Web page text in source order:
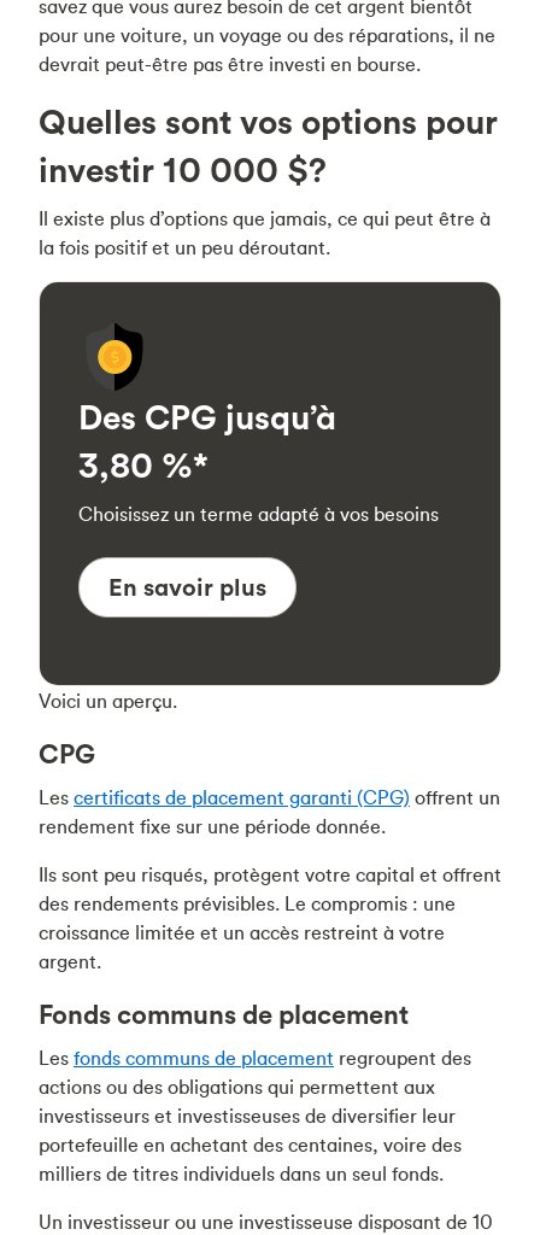
savez que vous aurez besoin de cet argent bientôt
pour une voiture, un voyage ou des réparations, il ne
devrait peut-être pas être investi en bourse.
Quelles sont vos options pour
investir 10 000 $?
Il existe plus d’options que jamais, ce qui peut être à
la fois positif et un peu déroutant.
Des CPG jusqu’à
3,80 %*
Choisissez un terme adapté à vos besoins
En savoir plus
Voici un aperçu.
CPG
Les certificats de placement garanti (CPG) offrent un
rendement fixe sur une période donnée.
Ils sont peu risqués, protègent votre capital et offrent
des rendements prévisibles. Le compromis : une
croissance limitée et un accès restreint à votre
argent.
Fonds communs de placement
Les fonds communs de placement regroupent des
actions ou des obligations qui permettent aux
investisseurs et investisseuses de diversifier leur
portefeuille en achetant des centaines, voire des
milliers de titres individuels dans un seul fonds.
Un investisseur ou une investisseuse disposant de 10